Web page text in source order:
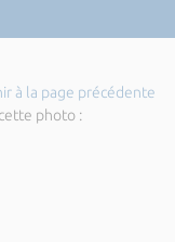
à la page précédente
photo :